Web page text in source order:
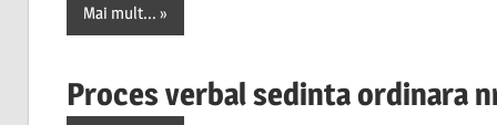
Mai mult...
Proces verbal sedinta ordinara